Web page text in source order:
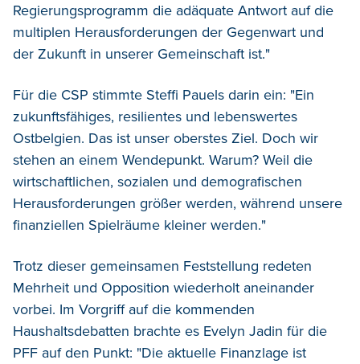
Regierungsprogramm die adäquate Antwort auf die
multiplen Herausforderungen der Gegenwart und
der Zukunft in unserer Gemeinschaft ist."
Für die CSP stimmte Steffi Pauels darin ein: "Ein
zukunftsfähiges, resilientes und lebenswertes
Ostbelgien. Das ist unser oberstes Ziel. Doch wir
stehen an einem Wendepunkt. Warum? Weil die
wirtschaftlichen, sozialen und demografischen
Herausforderungen größer werden, während unsere
finanziellen Spielräume kleiner werden."
Trotz dieser gemeinsamen Feststellung redeten
Mehrheit und Opposition wiederholt aneinander
vorbei. Im Vorgriff auf die kommenden
Haushaltsdebatten brachte es Evelyn Jadin für die
PFF auf den Punkt: "Die aktuelle Finanzlage ist